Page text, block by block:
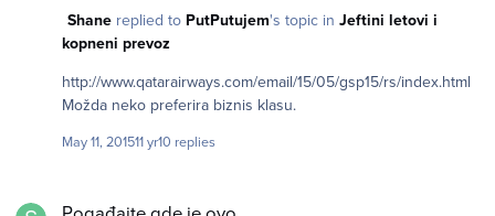
Shanereplied to PutPutujem's topic in Jeftini letovi i
kopneni prevoz
http://www.qatarairways.com/email/15/05/gsp15/rs/index.html
Možda neko preferira biznis klasu.
May 11, 201511 yr10 replies